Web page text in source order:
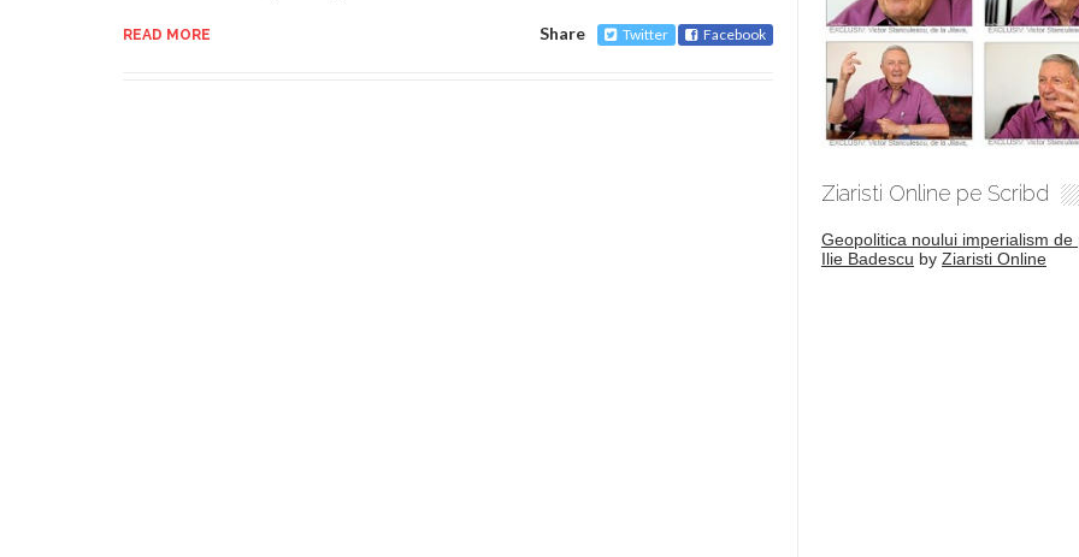
READ MORE Share Twitter Facebook
Ziaristi Online pe Scribd
Geopolitica noului imperialism de
Ilie Badescu by Ziaristi Online